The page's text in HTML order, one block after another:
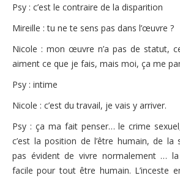
Psy : c’est le contraire de la disparition
Mireille : tu ne te sens pas dans l’œuvre ?
Nicole : mon œuvre n’a pas de statut,
aiment ce que je fais, mais moi, ça me
Psy : intime
Nicole : c’est du travail, je vais y arriver.
Psy : ça ma fait penser… le crime
c’est la position de l’être humain, de la
pas évident de vivre normalement … la
facile pour tout être humain. L’inceste